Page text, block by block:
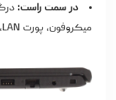
در سمت راست:
میکروفون، پورت LAN، یک پورت USB 2.0 و اسلات کارت SD.